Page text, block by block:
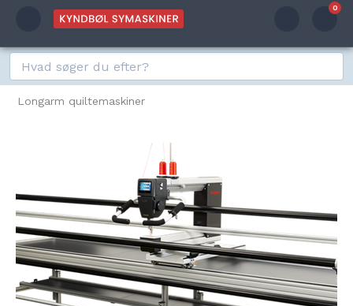
0
Longarm quiltemaskiner